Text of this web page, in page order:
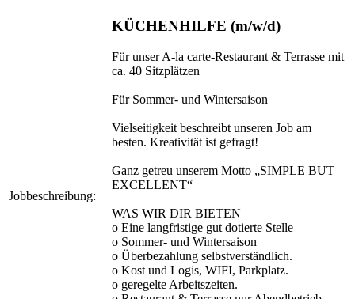
Jobbeschreibung:
KÜCHENHILFE (m/w/d)
Für unser A-la carte-Restaurant & Terrasse mit
ca. 40 Sitzplätzen
Für Sommer- und Wintersaison
Vielseitigkeit beschreibt unseren Job am
besten. Kreativität ist gefragt!
Ganz getreu unserem Motto „SIMPLE BUT
EXCELLENT“
WAS WIR DIR BIETEN
o Eine langfristige gut dotierte Stelle
o Sommer- und Wintersaison
o Überbezahlung selbstverständlich.
o Kost und Logis, WIFI, Parkplatz.
o geregelte Arbeitszeiten.